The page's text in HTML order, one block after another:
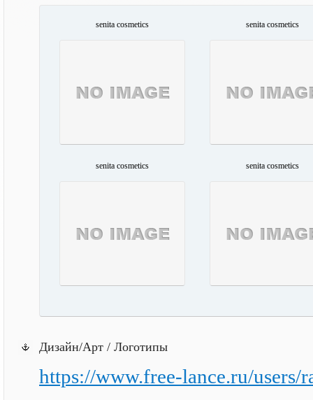
senita cosmetics senita cosmetics
senita cosmetics senita cosmetics
Дизайн/Арт / Логотипы
https://www.free-lance.ru/users/